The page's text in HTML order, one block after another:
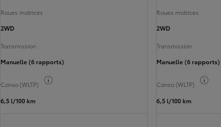
Roues motrices
2WD
Transmission
Manuelle (6 rapports)
Conso (WLTP)
6,5 l/100 km
Roues motrices
2WD
Transmission
Manuelle (6 rapports)
Conso (WLTP)
6,5 l/100 km